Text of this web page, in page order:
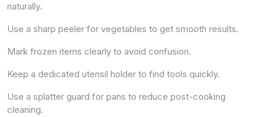
naturally.
Use a sharp peeler for vegetables to get smooth results.
Mark frozen items clearly to avoid confusion.
Keep a dedicated utensil holder to find tools quickly.
Use a splatter guard for pans to reduce post-cooking
cleaning.